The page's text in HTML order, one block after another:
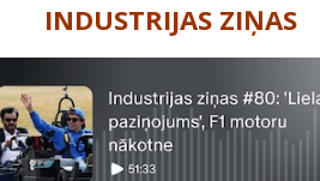
INDUSTRIJAS ZIŅAS